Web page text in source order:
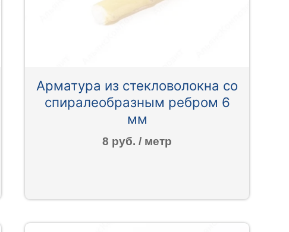
Арматура из стекловолокна со
спиралеобразным ребром 6
мм
8 руб. / метр